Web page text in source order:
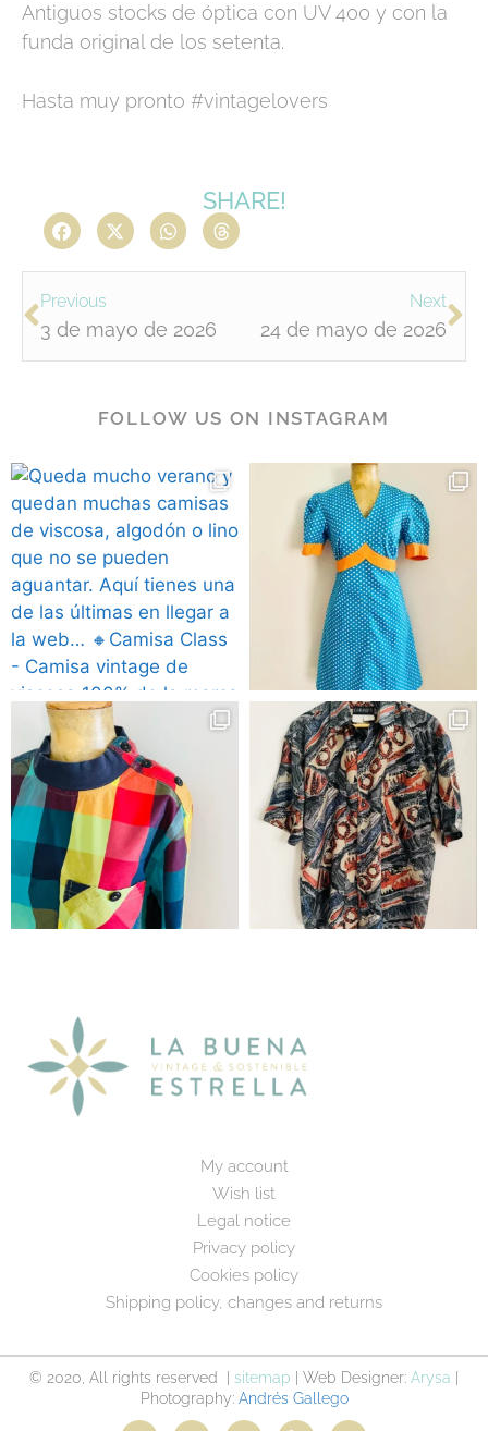
Antiguos stocks de óptica con UV 400 y con la
funda original de los setenta.
Hasta muy pronto #vintagelovers
SHARE!
Previous
3 de mayo de 2026
Next
24 de mayo de 2026
FOLLOW US ON INSTAGRAM
My account
Wish list
Legal notice
Privacy policy
Cookies policy
Shipping policy, changes and returns
© 2020, All rights reserved | sitemap | Web Designer: Arysa
Photography: Andrés Gallego